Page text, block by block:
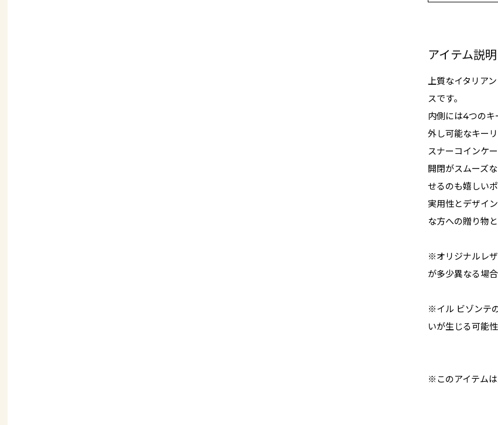
アイテム説明
上質なイタリア
スです。
内側には4つのキ
外し可能なキー
スナーコインケ
開閉がスムーズ
せるのも嬉しいポ
実用性とデザイ
な方への贈り物
※オリジナルレ
が多少異なる場
※イル ビゾンテ
いが生じる可能
※このアイテムは